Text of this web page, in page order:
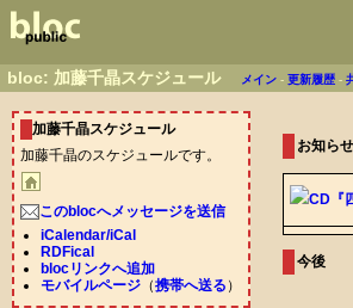
bloc: 加藤千晶スケジュール メイン -更新履歴 -
加藤千晶スケジュール
加藤千晶のスケジュールです。
このblocへメッセージを送信
iCalendar/iCal
RDFical
blocリンクへ追加
モバイルページ（携帯へ送る ）
お知らせ
CD『
今後